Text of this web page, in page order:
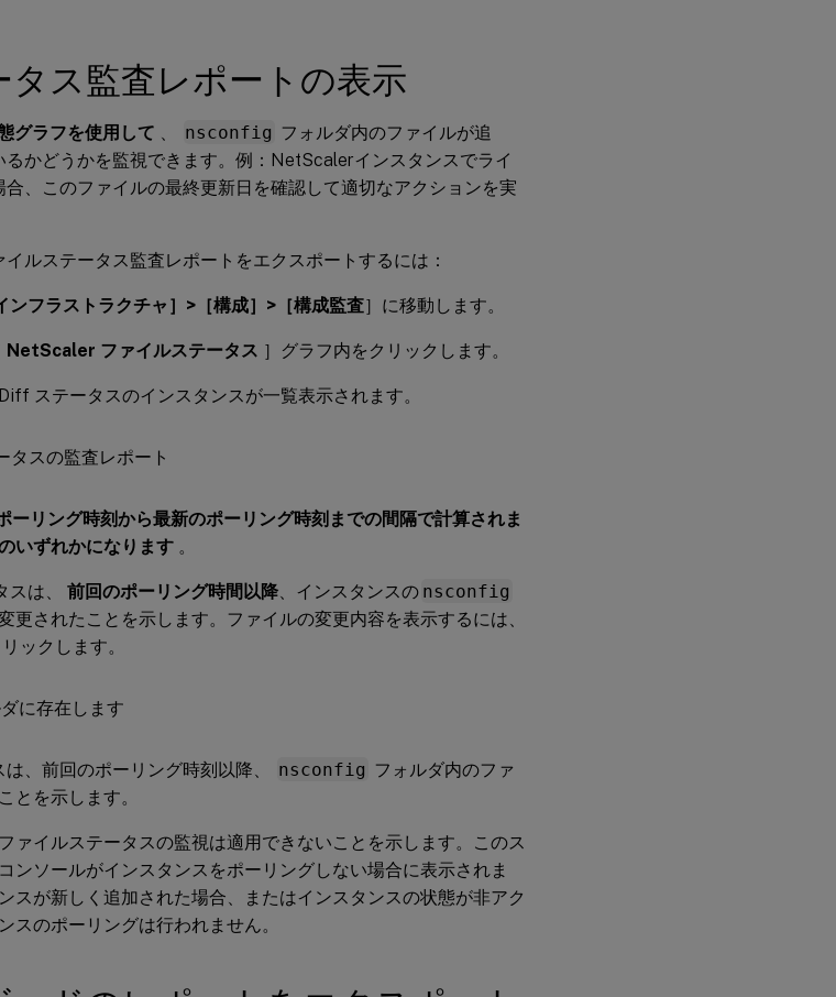
タス監査レポートの表示
グラフを使用して nsconfig フォルダ内のファイルが追
かどうかを監視できます。例：NetScalerインスタンスでライ
、このファイルの最終更新日を確認して適切なアクションを実
ルステータス監査レポートをエクスポートするには：
ンフラストラクチャ］>［構成］>［構成監査］に移動します。
NetScaler ファイルステータス ］グラフ内をクリックします。
ステータスのインスタンスが一覧表示されます。
ーリング時刻から最新のポーリング時刻までの間隔で計算されま
いずれかになります 。
スは、 前回のポーリング時間以降 、インスタンスの nsconfig
更されたことを示します。ファイルの変更内容を表示するには、
ックします。
、前回のポーリング時刻以降、 nsconfig フォルダ内のファ
とを示します。
ァイルステータスの監視は適用できないことを示します。このス
ンソールがインスタンスをポーリングしない場合に表示されま
スが新しく追加された場合、またはインスタンスの状態が非アク
スのポーリングは行われません。